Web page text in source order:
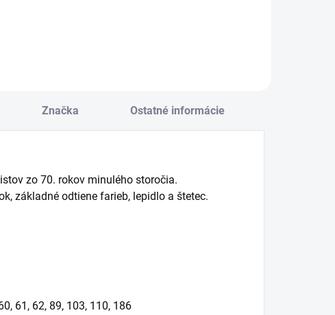
Značka Ostatné informácie
zo 70. rokov minulého storočia.
základné odtiene farieb, lepidlo a štetec.
61, 62, 89, 103, 110, 186